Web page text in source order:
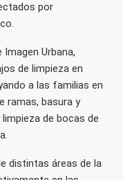
por
Urbana,
de limpieza en
a las familias en
ramas, basura y
de bocas de
distintas áreas de la